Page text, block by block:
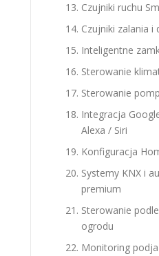
Czujniki ruchu
Czujniki zalania i
Inteligentne
Sterowanie
Sterowanie
Integracja
Alexa / Siri
Konfiguracja
Systemy KNX i
premium
Sterowanie
ogrodu
Monitoring